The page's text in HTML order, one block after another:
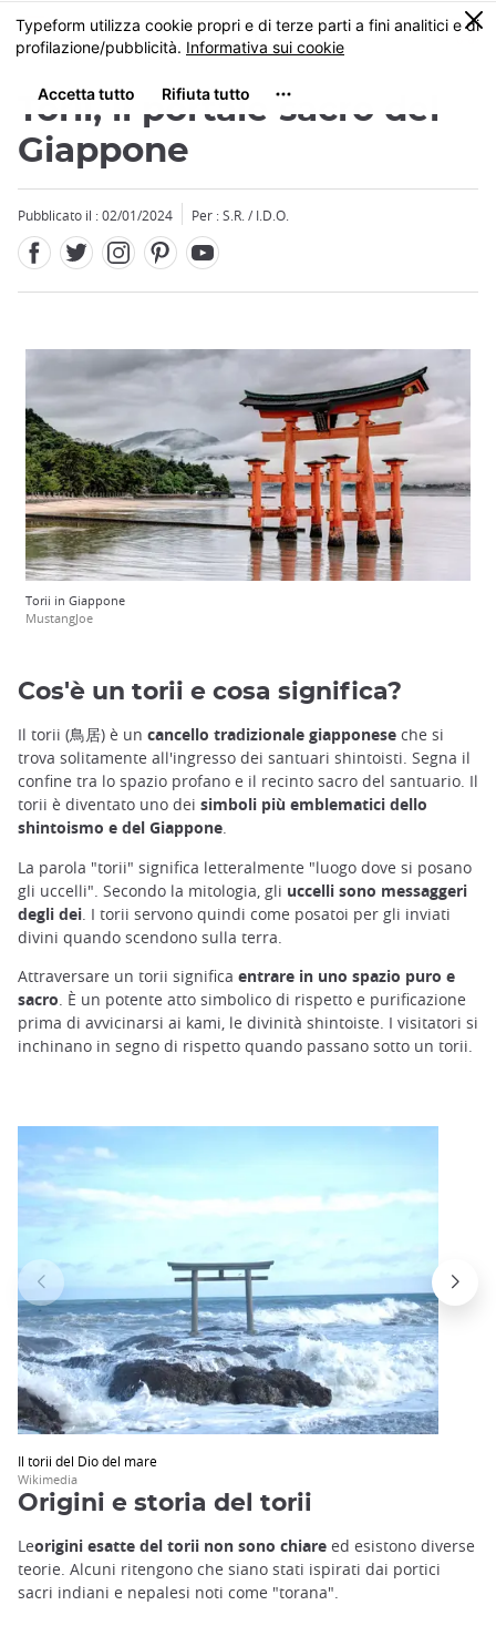
Skip
to
content
MENU
0
Torii, il portale sacro del
Giappone
Pubblicato il : 02/01/2024 Per : S.R. / I.D.O.
Torii in Giappone
MustangJoe
Cos'è un torii e cosa significa?
Il torii (鳥居) è un cancello tradizionale giapponese che si
trova solitamente all'ingresso dei santuari shintoisti. Segna il
confine tra lo spazio profano e il recinto sacro del santuario. Il
torii è diventato uno dei simboli più emblematici dello
shintoismo e del Giappone.
La parola "torii" significa letteralmente "luogo dove si posano
gli uccelli". Secondo la mitologia, gli uccelli sono messaggeri
degli dei . I torii servono quindi come posatoi per gli inviati
divini quando scendono sulla terra.
Attraversare un torii significa entrare in uno spazio puro e
sacro . È un potente atto simbolico di rispetto e purificazione
prima di avvicinarsi ai kami, le divinità shintoiste. I visitatori si
inchinano in segno di rispetto quando passano sotto un torii.
Il torii del Dio del mare
Wikimedia
Close
Origini e storia del torii
Leorigini esatte del torii non sono chiare ed esistono diverse
teorie. Alcuni ritengono che siano stati ispirati dai portici
sacri indiani e nepalesi noti come "torana".